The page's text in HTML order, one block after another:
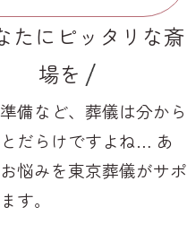
たにピッタリな斎
場を
備など、葬儀は分から
だらけですよね… あ
悩みを東京葬儀がサポ
す。